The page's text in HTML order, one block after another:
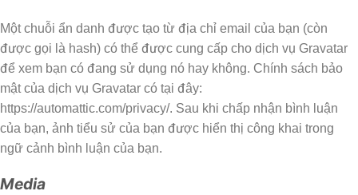
Một chuỗi ẩn danh được tạo từ địa chỉ email của bạn (còn
được gọi là hash) có thể được cung cấp cho dịch vụ Gravatar
để xem bạn có đang sử dụng nó hay không. Chính sách bảo
mật của dịch vụ Gravatar có tại đây:
https://automattic.com/privacy/. Sau khi chấp nhận bình luận
của bạn, ảnh tiểu sử của bạn được hiển thị công khai trong
ngữ cảnh bình luận của bạn.
Media